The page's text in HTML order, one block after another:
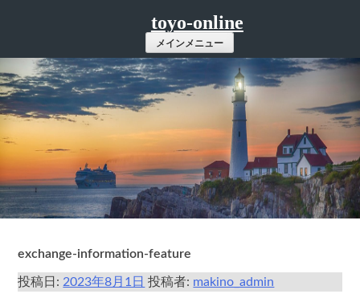
ツ
へ
ス
キ
ッ
プ
toyo-online
メインメニュー
exchange-information-feature
投稿日: 2023年8月1日 投稿者: makino_admin